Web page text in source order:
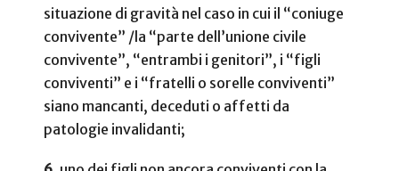
situazione di gravità nel caso in cui il “coniuge
convivente” /la “parte dell’unione civile
convivente”, “entrambi i genitori”, i “figli
conviventi” e i “fratelli o sorelle conviventi”
siano mancanti, deceduti o affetti da
patologie invalidanti;